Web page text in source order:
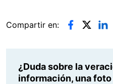
Compartir en:
¿Duda sobre la
información, una